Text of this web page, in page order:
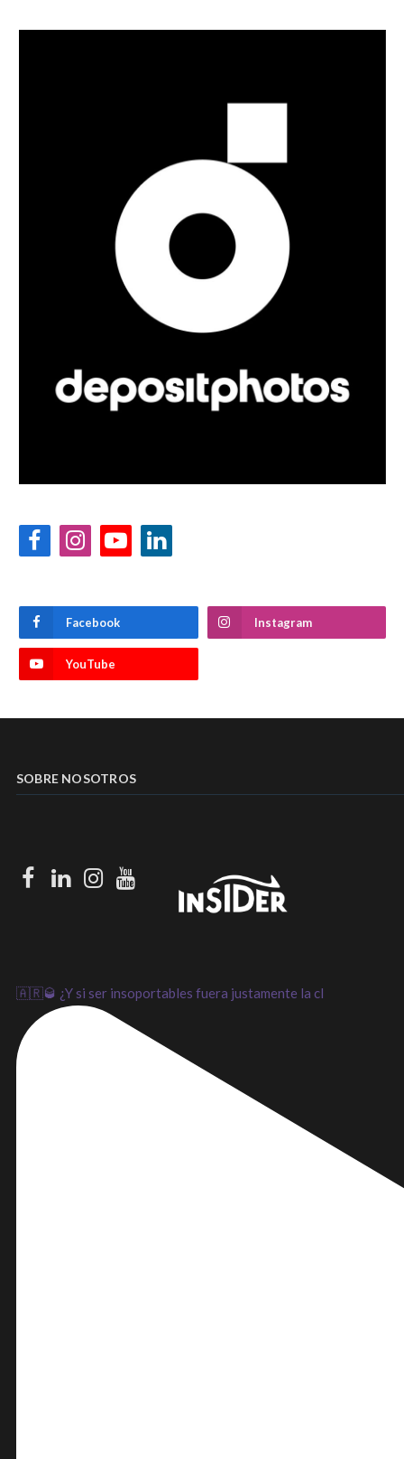
FacebookInstagramYouTubeLinkedIn
Facebook Instagram
YouTube
SOBRE NOSOTROS
Facebook
LinkedInInstagram
Youtube
🇦🇷🥃 ¿Y si ser insoportables fuera justamente la cl